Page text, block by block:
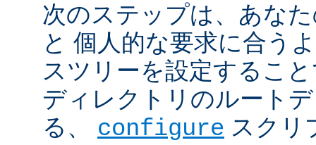
次のステップは、あな
と 個人的な要求に合う
スツリーを設定するこ
ディレクトリのルート
る、 configure スクリ